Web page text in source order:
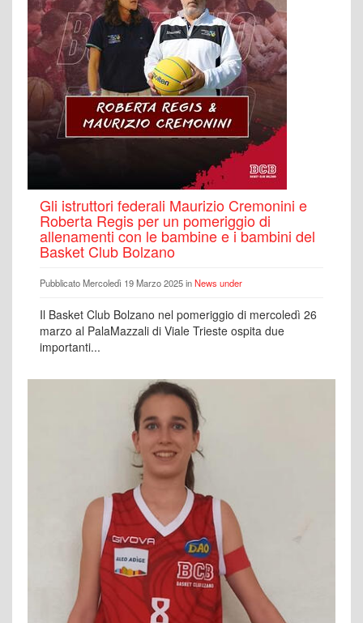
Gli istruttori federali Maurizio Cremonini e
Roberta Regis per un pomeriggio di
allenamenti con le bambine e i bambini del
Basket Club Bolzano
Pubblicato Mercoledì 19 Marzo 2025 inNews under
Il Basket Club Bolzano nel pomeriggio di mercoledì 26
marzo al PalaMazzali di Viale Trieste ospita due
importanti...